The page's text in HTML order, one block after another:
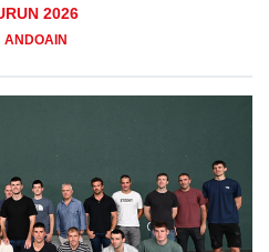
2026
ANDOAIN